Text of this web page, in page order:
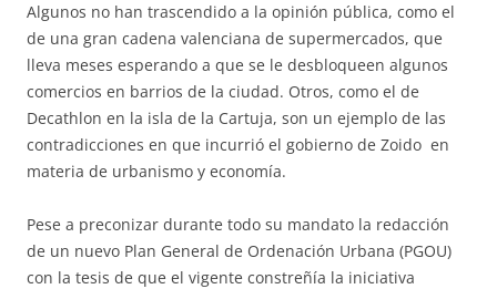
Algunos no han trascendido a la opinión pública, como el
de una gran cadena valenciana de supermercados, que
lleva meses esperando a que se le desbloqueen algunos
comercios en barrios de la ciudad. Otros, como el de
Decathlon en la isla de la Cartuja, son un ejemplo de las
contradicciones en que incurrió el gobierno de Zoido en
materia de urbanismo y economía.
Pese a preconizar durante todo su mandato la redacción
de un nuevo Plan General de Ordenación Urbana (PGOU)
con la tesis de que el vigente constreñía la iniciativa